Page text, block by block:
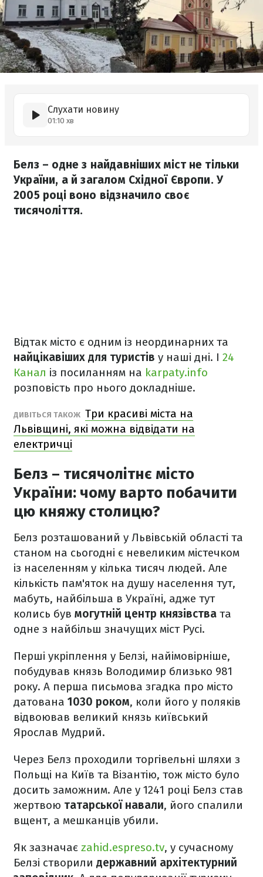
Слухати новину
01:10 хв
Белз – одне з найдавніших міст не тільки
України, а й загалом Східної Європи. У
2005 році воно відзначило своє
тисячоліття.
Відтак місто є одним із неординарних та
найцікавіших для туристів у наші дні. І 24
Канал із посиланням на karpaty.info
розповість про нього докладніше.
ДИВІТЬСЯ ТАКОЖ Три красиві міста на
Львівщині, які можна відвідати на
електричці
Белз – тисячолітнє місто
України: чому варто побачити
цю княжу столицю?
Белз розташований у Львівській області та
станом на сьогодні є невеликим містечком
із населенням у кілька тисяч людей. Але
кількість пам'яток на душу населення тут,
мабуть, найбільша в Україні, адже тут
колись був могутній центр князівства та
одне з найбільш значущих міст Русі.
Перші укріплення у Белзі, найімовірніше,
побудував князь Володимир близько 981
року. А перша письмова згадка про місто
датована 1030 роком, коли його у поляків
відвоював великий князь київський
Ярослав Мудрий.
Через Белз проходили торгівельні шляхи з
Польщі на Київ та Візантію, тож місто було
досить заможним. Але у 1241 році Белз став
жертвою татарської навали, його спалили
вщент, а мешканців убили.​
Як зазначає zahid.espreso.tv, у сучасному
Белзі створили державний архітектурний